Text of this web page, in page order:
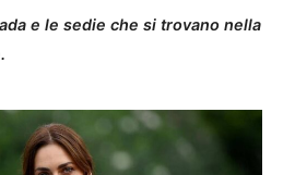
e le sedie che si trovano nella